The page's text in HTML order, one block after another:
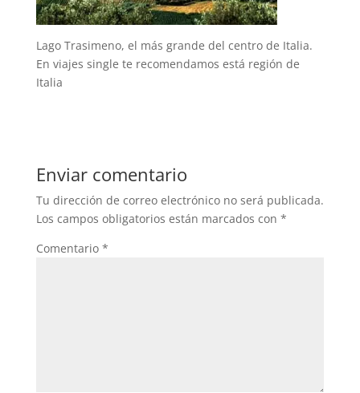
Lago Trasimeno, el más grande del centro de Italia.
En viajes single te recomendamos está región de
Italia
Enviar comentario
Tu dirección de correo electrónico no será publicada.
Los campos obligatorios están marcados con *
Comentario *